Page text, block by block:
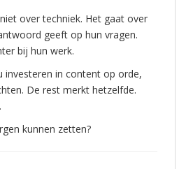
over techniek. Het gaat over
geeft op hun vragen.
bij hun werk.
investeren in content op orde,
De rest merkt hetzelfde.
kunnen zetten?